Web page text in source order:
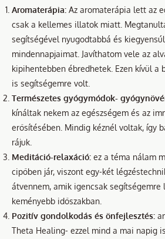
Aromaterápia: Az aromaterápia lett az
csak a kellemes illatok miatt.
segítségével nyugodtabbá és
mindennapjaimat. Javíthatom vele az
kipihentebben ébredhetek. Ezen kívül a
is segítségemre volt.
Természetes gyógymódok-
kínáltak nekem az egészségem és az
erősítésében. Mindig kéznél voltak, így
rájuk.
Meditáció-relaxáció: ez a téma nálam
cipőben jár, viszont egy-két
átvennem, amik igencsak segítségemre
keményebb időszakban.
Pozitív gondolkodás és önfejlesztés:
Theta Healing- ezzel mind a mai napig